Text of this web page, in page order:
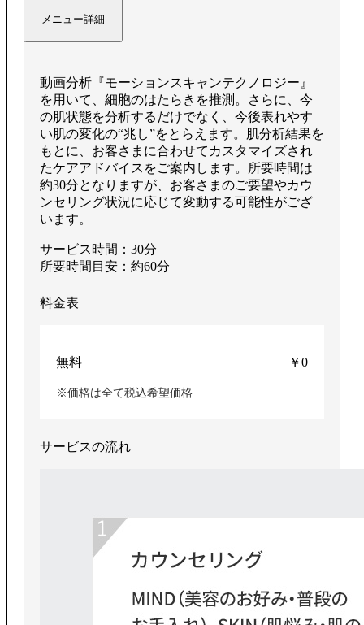
メニュー詳細
動画分析『モーションスキャンテクノロジー』
を用いて、細胞のはたらきを推測。さらに、今
の肌状態を分析するだけでなく、今後表れやす
い肌の変化の“兆し”をとらえます。肌分析結果を
もとに、お客さまに合わせてカスタマイズされ
たケアアドバイスをご案内します。所要時間は
約30分となりますが、お客さまのご要望やカウ
ンセリング状況に応じて変動する可能性がござ
います。
サービス時間：30分
所要時間目安：約60分
料金表
無料 ￥0
※価格は全て税込希望価格
サービスの流れ